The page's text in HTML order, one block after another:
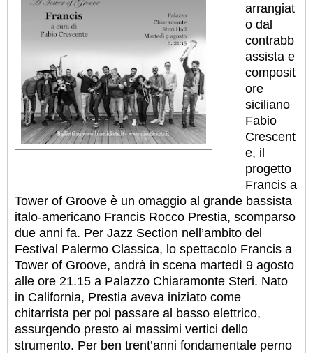
arrangiat
o dal
contrabb
assista e
composit
ore
siciliano
Fabio
Crescent
e, il
progetto
Francis a
Tower of Groove è un omaggio al grande bassista
italo-americano Francis Rocco Prestia, scomparso
due anni fa. Per Jazz Section nell’ambito del
Festival Palermo Classica, lo spettacolo Francis a
Tower of Groove, andrà in scena martedì 9 agosto
alle ore 21.15 a Palazzo Chiaramonte Steri. Nato
in California, Prestia aveva iniziato come
chitarrista per poi passare al basso elettrico,
assurgendo presto ai massimi vertici dello
strumento. Per ben trent’anni fondamentale perno